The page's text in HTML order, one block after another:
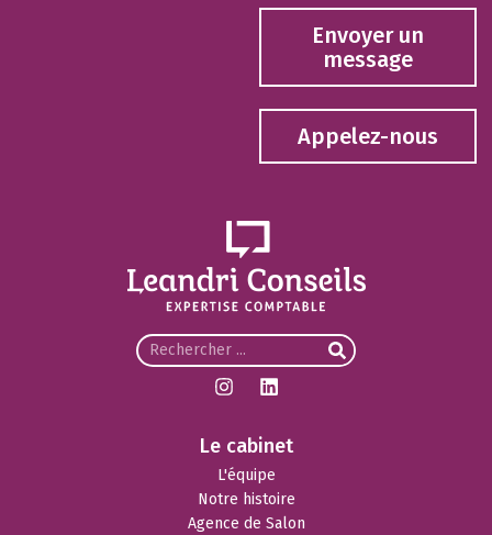
Envoyer un
message
Appelez-nous
Le cabinet
L'équipe
Notre histoire
Agence de Salon